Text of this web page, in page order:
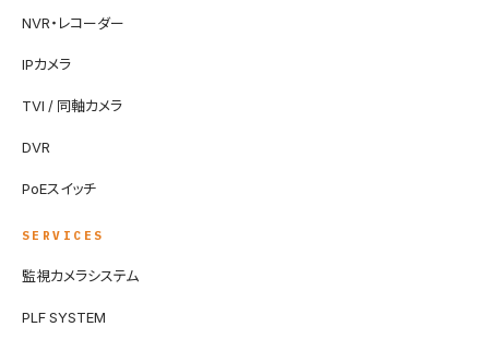
NVR・レコーダー
IPカメラ
TVI / 同軸カメラ
DVR
PoEスイッチ
SERVICES
監視カメラシステム
PLF SYSTEM